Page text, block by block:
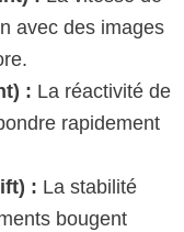
avec des images
: La réactivité de
rapidement
: La stabilité
bougent